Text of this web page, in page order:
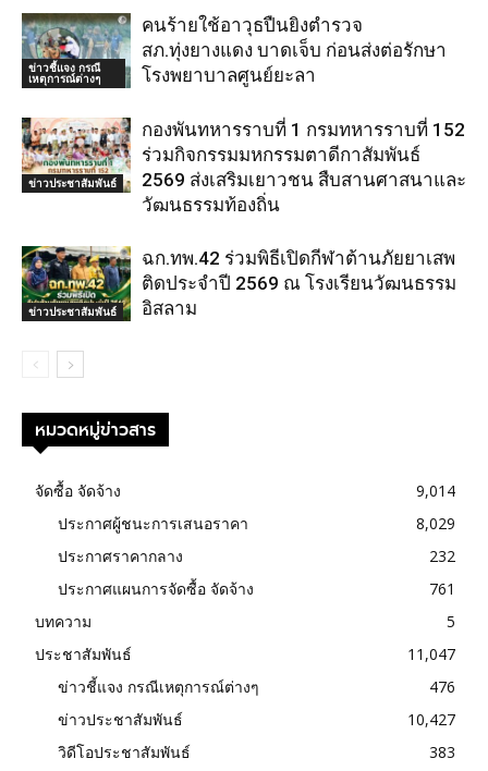
ข่าวชี้แจง กรณี
เหตุการณ์ต่างๆ
คนร้ายใช้อาวุธปืนยิงตำรวจ
สภ.ทุ่งยางแดง บาดเจ็บ ก่อนส่งต่อรักษา
โรงพยาบาลศูนย์ยะลา
ข่าวประชาสัมพันธ์
กองพันทหารราบที่ 1 กรมทหารราบที่ 152
ร่วมกิจกรรมมหกรรมตาดีกาสัมพันธ์
2569 ส่งเสริมเยาวชน สืบสานศาสนาและ
วัฒนธรรมท้องถิ่น
ข่าวประชาสัมพันธ์
ฉก.ทพ.42 ร่วมพิธีเปิดกีฬาต้านภัยยาเสพ
ติดประจำปี 2569 ณ โรงเรียนวัฒนธรรม
อิสลาม
หมวดหมู่ข่าวสาร
จัดซื้อ จัดจ้าง
9,014
ประกาศผู้ชนะการเสนอราคา
8,029
ประกาศราคากลาง
232
ประกาศแผนการจัดซื้อ จัดจ้าง
761
บทความ
5
ประชาสัมพันธ์
11,047
ข่าวชี้แจง กรณีเหตุการณ์ต่างๆ
476
ข่าวประชาสัมพันธ์
10,427
วิดีโอประชาสัมพันธ์
383